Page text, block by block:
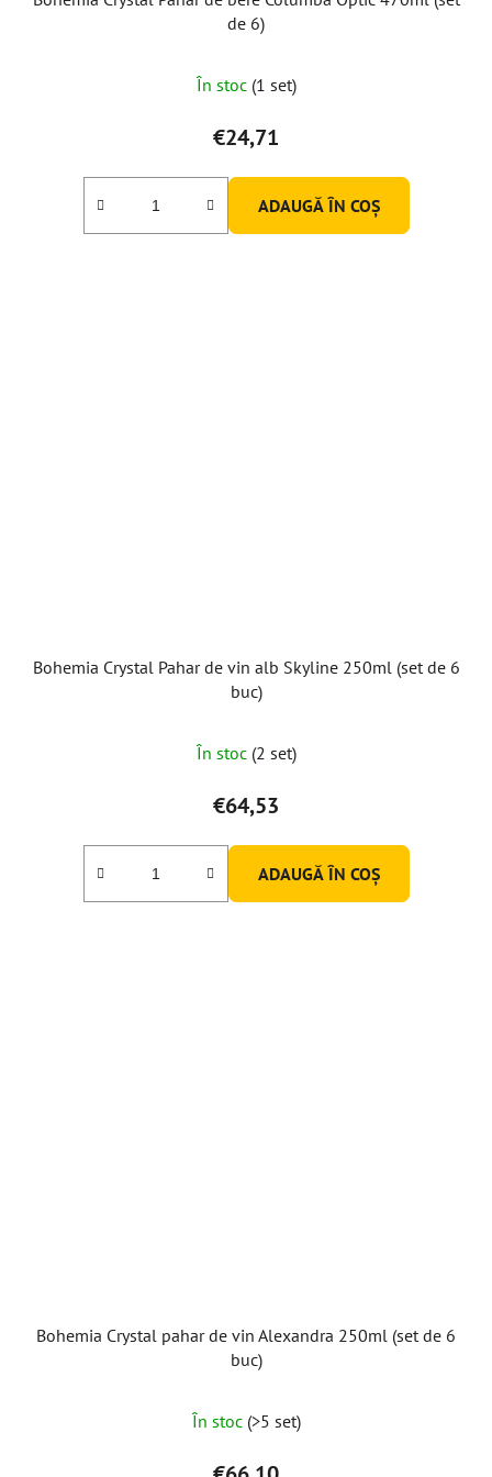
de 6)
În stoc (1 set)
€24,71
ADAUGĂ ÎN COŞ
Bohemia Crystal Pahar de vin alb Skyline 250ml (set de 6
buc)
medie
a
produsului
este
5,0
În stoc (2 set)
€64,53
ADAUGĂ ÎN COŞ
Bohemia Crystal pahar de vin Alexandra 250ml (set de 6
buc)
În stoc (>5 set)